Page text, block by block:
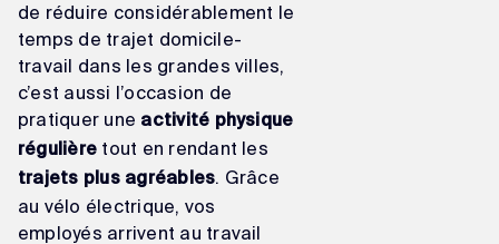
de réduire considérablement le
temps de trajet domicile-
travail dans les grandes villes,
c’est aussi l’occasion de
pratiquer une activité physique
régulière tout en rendant les
trajets plus agréables . Grâce
au vélo électrique, vos
employés arrivent au travail